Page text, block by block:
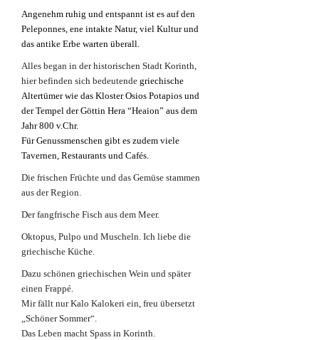
Angenehm ruhig und entspannt ist es auf den
Peleponnes, ene intakte Natur, viel Kultur und
das antike Erbe warten überall.
Alles began in der historischen Stadt Korinth,
hier befinden sich bedeutende griechische
Altertümer wie das Kloster Osios Potapios und
der Tempel der Göttin Hera “Heaion” aus dem
Jahr 800 v.Chr.
Für Genussmenschen gibt es zudem viele
Tavernen, Restaurants und Cafés.
Die frischen Früchte und das Gemüse stammen
aus der Region.
Der fangfrische Fisch aus dem Meer.
Oktopus, Pulpo und Muscheln. Ich liebe die
griechische Küche.
Dazu schönen griechischen Wein und später
einen Frappé.
Mir fällt nur Kalo Kalokeri ein, freu übersetzt
„Schöner Sommer“.
Das Leben macht Spass in Korinth.